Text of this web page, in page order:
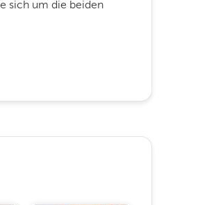
sich um die beiden